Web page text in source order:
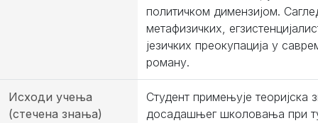
политичком димензијом.
метафизичких,
језичких преокупација у
роману.
Исходи учења
(стечена знања)
Студент примењује теоријска
досадашњег школовања при